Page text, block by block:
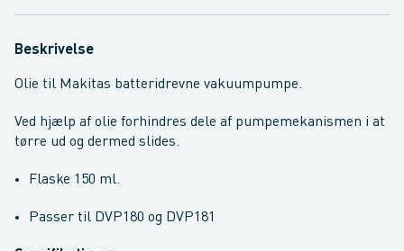
Beskrivelse
Olie til Makitas batteridrevne vakuumpumpe.
Ved hjælp af olie forhindres dele af pumpemekanismen i at
tørre ud og dermed slides.
Flaske 150 ml.
Passer til DVP180 og DVP181